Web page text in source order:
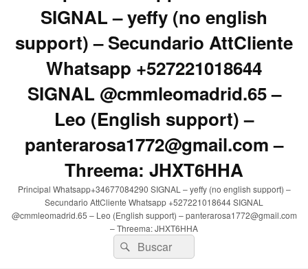
SIGNAL – yeffy (no english
support) – Secundario AttCliente
Whatsapp +527221018644
SIGNAL @cmmleomadrid.65 –
Leo (English support) –
panterarosa1772@gmail.com –
Threema: JHXT6HHA
Principal Whatsapp+34677084290 SIGNAL – yeffy (no english support) –
Secundario AttCliente Whatsapp +527221018644 SIGNAL
@cmmleomadrid.65 – Leo (English support) – panterarosa1772@gmail.com
– Threema: JHXT6HHA
Buscar
por:
Buscar